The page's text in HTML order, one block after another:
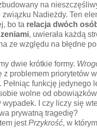
na
Nadieżdy. Ten
bo ta relacja dwóch
, uwierała każdą
ze względu na błędne
dwie krótkie formy.
z problemem priorytetów
Pełniąc funkcję jedynego
wolne od
I czy liczy się
prywatną tragedię?
jestPrzykrość, w